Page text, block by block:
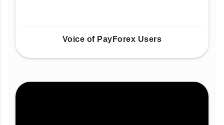
Voice of PayForex Users